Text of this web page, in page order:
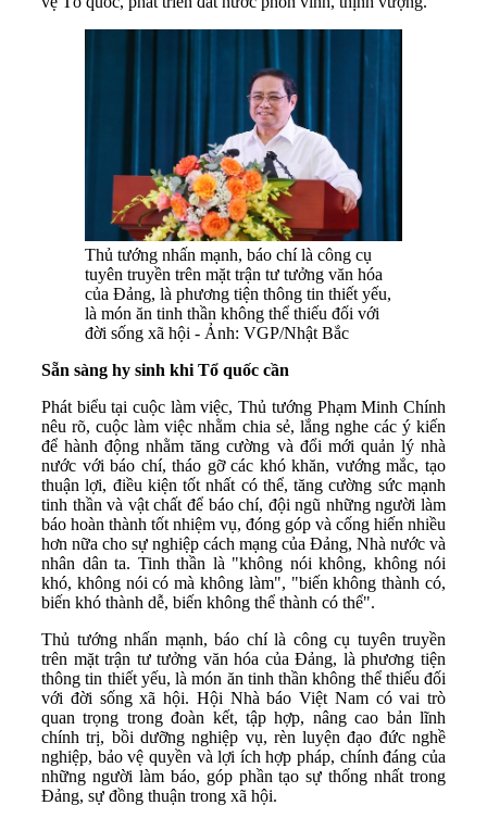
Thủ tướng nhấn mạnh, báo chí là công cụ
tuyên truyền trên mặt trận tư tưởng văn hóa
của Đảng, là phương tiện thông tin thiết yếu,
là món ăn tinh thần không thể thiếu đối với
đời sống xã hội - Ảnh: VGP/Nhật Bắc
Sẵn sàng hy sinh khi Tổ quốc cần
Phát biểu tại cuộc làm việc, Thủ tướng Phạm Minh Chính
nêu rõ, cuộc làm việc nhằm chia sẻ, lắng nghe các ý kiến
để hành động nhằm tăng cường và đổi mới quản lý nhà
nước với báo chí, tháo gỡ các khó khăn, vướng mắc, tạo
thuận lợi, điều kiện tốt nhất có thể, tăng cường sức mạnh
tinh thần và vật chất để báo chí, đội ngũ những người làm
báo hoàn thành tốt nhiệm vụ, đóng góp và cống hiến nhiều
hơn nữa cho sự nghiệp cách mạng của Đảng, Nhà nước và
nhân dân ta. Tinh thần là "không nói không, không nói
khó, không nói có mà không làm", "biến không thành có,
biến khó thành dễ, biến không thể thành có thể".
Thủ tướng nhấn mạnh, báo chí là công cụ tuyên truyền
trên mặt trận tư tưởng văn hóa của Đảng, là phương tiện
thông tin thiết yếu, là món ăn tinh thần không thể thiếu đối
với đời sống xã hội. Hội Nhà báo Việt Nam có vai trò
quan trọng trong đoàn kết, tập hợp, nâng cao bản lĩnh
chính trị, bồi dưỡng nghiệp vụ, rèn luyện đạo đức nghề
nghiệp, bảo vệ quyền và lợi ích hợp pháp, chính đáng của
những người làm báo, góp phần tạo sự thống nhất trong
Đảng, sự đồng thuận trong xã hội.